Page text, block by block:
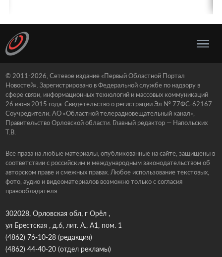
© 2011-2026, Сетевое издание «Первый Областной Портал
Новостей». Зарегистрировано в Федеральной службе по надзору в
сфере связи, информационных технологий и массовых коммуникаций
26 июня 2015 года. Свидетельство о регистрации Эл № 77ФС-62167.
Соучредители: АО «Областной телерадиовещательный канал»,
Правительство Орловской области. Главный редактор — Напольских
Т.В.
Все права на любые материалы, опубликованные на сайте, защищены в
соответствии с российским и международным законодательством об
авторском праве и смежных правах. Любое использование текстовых,
фото, аудио и видеоматериалов возможно только с согласия
правообладателя.
302028, Орловская обл, г Орёл ,
ул Брестская , д.6, лит. А., А1, пом. 1
(4862) 76-10-28(редакция)
(4862) 44-40-20(отдел рекламы)